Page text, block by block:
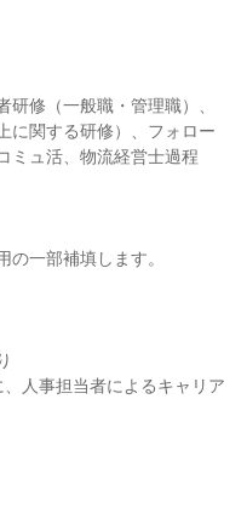
修（一般職・管理職）、
に関する研修）、フォロー
ミュ活、物流経営士過程
人事担当者によるキャリア